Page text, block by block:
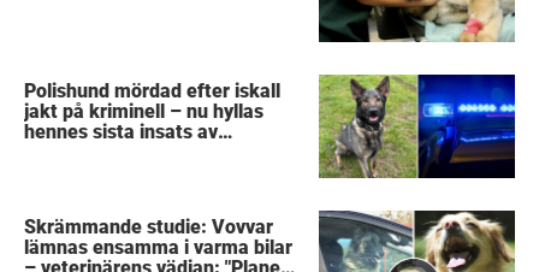
Polishund mördad efter iskall
jakt på kriminell – nu hyllas
hennes sista insats av
Skrämmande studie: Vovvar
lämnas ensamma i varma bilar